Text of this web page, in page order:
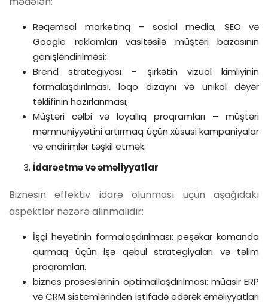
Rəqəmsal marketinq – sosial media, SEO və
Google reklamları vasitəsilə müştəri bazasının
genişləndirilməsi;
Brend strategiyası – şirkətin vizual kimliyinin
formalaşdırılması, loqo dizaynı və unikal dəyər
təklifinin hazırlanması;
Müştəri cəlbi və loyallıq proqramları – müştəri
məmnuniyyətini artırmaq üçün xüsusi kampaniyalar
və endirimlər təşkil etmək.
İdarəetmə və əməliyyatlar
Biznesin effektiv idarə olunması üçün aşağıdakı
aspektlər nəzərə alınmalıdır:
İşçi heyətinin formalaşdırılması: peşəkar komanda
qurmaq üçün işə qəbul strategiyaları və təlim
proqramları.
biznes proseslərinin optimallaşdırılması: müasir ERP
və CRM sistemlərindən istifadə edərək əməliyyatları